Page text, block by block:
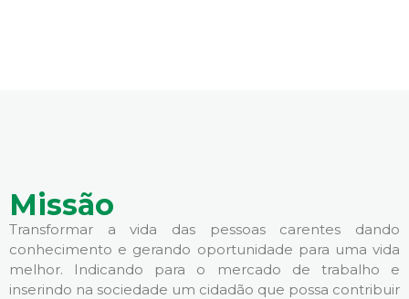
Missão
Transformar a vida das pessoas carentes dando
conhecimento e gerando oportunidade para uma vida
melhor. Indicando para o mercado de trabalho e
inserindo na sociedade um cidadão que possa contribuir